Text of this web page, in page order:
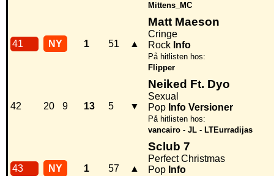
Mittens_MC
41 NY 1 51 ▲
Matt Maeson
Cringe
Rock Info
På hitlisten hos:
Flipper
42 20 9 13 5 ▼
Neiked Ft. Dyo
Sexual
Pop Info Versioner
På hitlisten hos:
vancairo - JL - LTEurradijas
43 NY 1 57 ▲
Sclub 7
Perfect Christmas
Pop Info